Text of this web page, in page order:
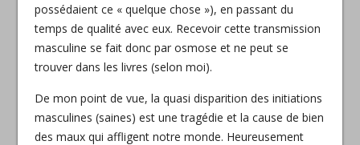
possédaient ce « quelque chose »), en passant du
temps de qualité avec eux. Recevoir cette transmission
masculine se fait donc par osmose et ne peut se
trouver dans les livres (selon moi).
De mon point de vue, la quasi disparition des initiations
masculines (saines) est une tragédie et la cause de bien
des maux qui affligent notre monde. Heureusement